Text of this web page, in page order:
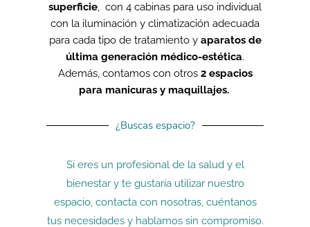
superficie, con 4 cabinas para uso individual
con la iluminación y climatización adecuada
para cada tipo de tratamiento y aparatos de
última generación médico-estética.
Además, contamos con otros 2 espacios
para manicuras y maquillajes.
¿Buscas espacio?
Si eres un profesional de la salud y el
bienestar y te gustaría utilizar nuestro
espacio, contacta con nosotras, cuéntanos
tus necesidades y hablamos sin compromiso.